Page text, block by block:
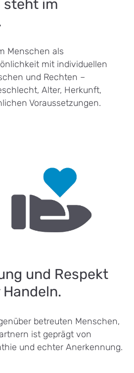
steht im
Menschen als
mit individuellen
und Rechten –
Alter, Herkunft,
Voraussetzungen.
und Respekt
betreuten Menschen,
ist geprägt von
und echter Anerkennung.